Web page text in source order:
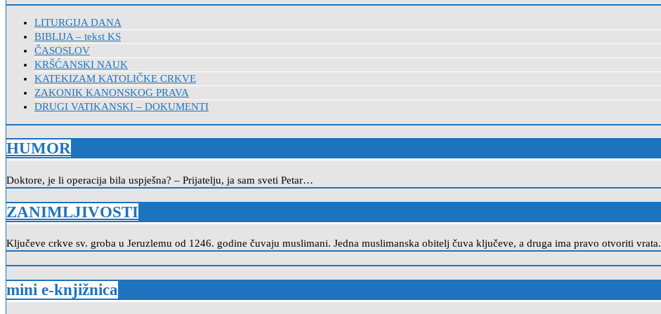
LITURGIJA DANA
BIBLIJA – tekst KS
ČASOSLOV
KRŠĆANSKI NAUK
KATEKIZAM KATOLIČKE CRKVE
ZAKONIK KANONSKOG PRAVA
DRUGI VATIKANSKI – DOKUMENTI
HUMOR
Doktore, je li operacija bila uspješna? – Prijatelju, ja sam sveti Petar…
ZANIMLJIVOSTI
Ključeve crkve sv. groba u Jeruzlemu od 1246. godine čuvaju muslimani. Jedna muslimanska obitelj čuva ključeve, a druga ima pravo otvoriti vrata.
mini e-knjižnica